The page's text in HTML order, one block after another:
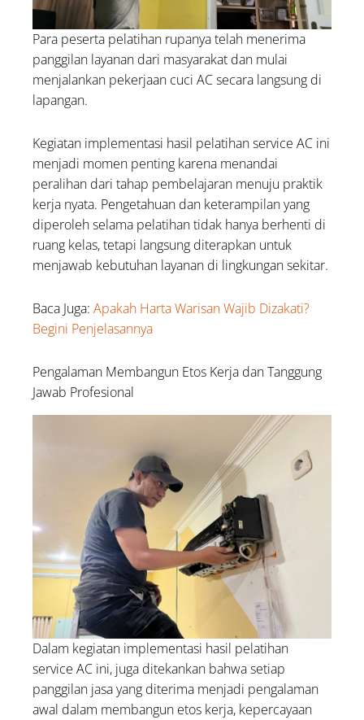
Para peserta pelatihan rupanya telah menerima
panggilan layanan dari masyarakat dan mulai
menjalankan pekerjaan cuci AC secara langsung di
lapangan.
Kegiatan implementasi hasil pelatihan service AC ini
menjadi momen penting karena menandai
peralihan dari tahap pembelajaran menuju praktik
kerja nyata. Pengetahuan dan keterampilan yang
diperoleh selama pelatihan tidak hanya berhenti di
ruang kelas, tetapi langsung diterapkan untuk
menjawab kebutuhan layanan di lingkungan sekitar.
Baca Juga:Apakah Harta Warisan Wajib Dizakati?
Begini Penjelasannya
Pengalaman Membangun Etos Kerja dan Tanggung
Jawab Profesional
Dalam kegiatan implementasi hasil pelatihan
service AC ini, juga ditekankan bahwa setiap
panggilan jasa yang diterima menjadi pengalaman
awal dalam membangun etos kerja, kepercayaan